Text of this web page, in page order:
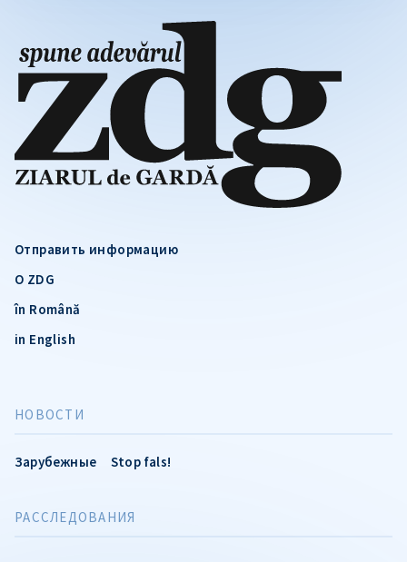
Отправить информацию
О ZDG
în Română
in English
НОВОСТИ
Зарубежные Stop fals!
РАССЛЕДОВАНИЯ